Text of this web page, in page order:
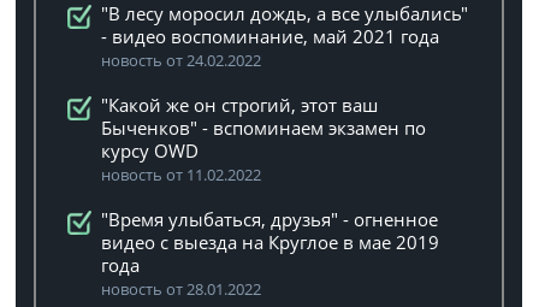
"В лесу моросил дождь, а все улыбались"
- видео воспоминание, май 2021 года
новость от 24.02.2022
"Какой же он строгий, этот ваш
Быченков" - вспоминаем экзамен по
курсу OWD
новость от 11.02.2022
"Время улыбаться, друзья" - огненное
видео с выезда на Круглое в мае 2019
года
новость от 28.01.2022